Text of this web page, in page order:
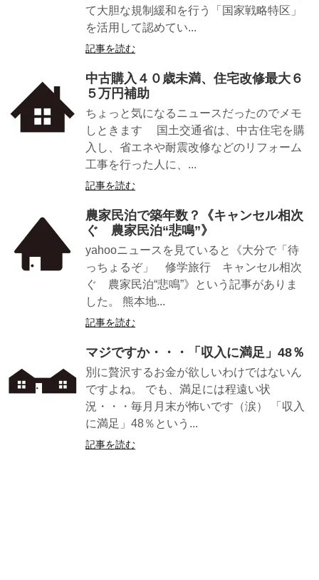
て大胆な規制緩和を行う「国家戦略特区」
を活用して認めてい...
記事を読む
中古購入４０歳未満、住宅改修最大６
５万円補助
ちょっと気になるニュースだったのでメモ
しときます 国土交通省は、中古住宅を購
入し、省エネや耐震改修などのリフォーム
工事を行った人に、...
記事を読む
農家民泊で築年数？《キャンセル相次
ぐ 農家民泊“悲鳴”》
yahooニュースを見ていると《大分で「待
っちょるぞ」 修学旅行 キャンセル相次
ぐ 農家民泊“悲鳴”》という記事がありま
した。 熊本地...
記事を読む
マジですか・・・「収入に満足」48％
別に贅沢するお金が欲しいわけではないん
ですよね。 でも、満足には程遠い状
況・・・毎月月末が怖いです（涙） 「収入
に満足」48％という...
記事を読む